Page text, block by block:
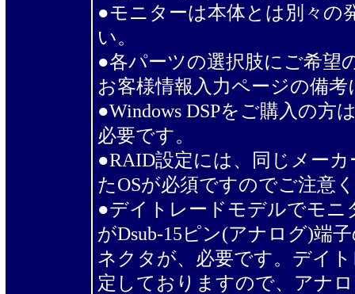
●モニターは本体とは別々の
い。
●各パーツの選択肢にご希望
お客様情報入力ページの備
●Windows DSPをご購入の方
必要です。
●RAID設定には、同じメー
たOSが必須ですのでご注意
●デイトレードモデルでモニ
がDsub-15ピン(アナログ)端
ネクタが、必要です。デイ
定しておりますので、アナ